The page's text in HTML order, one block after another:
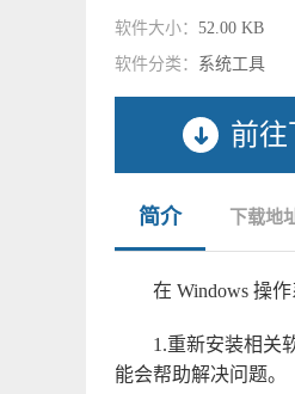
软件大小： 52.00 KB
软件分类： 系统工具
前往
简介 下载地
在 Windows 操
1.重新安装相关
能会帮助解决问题。